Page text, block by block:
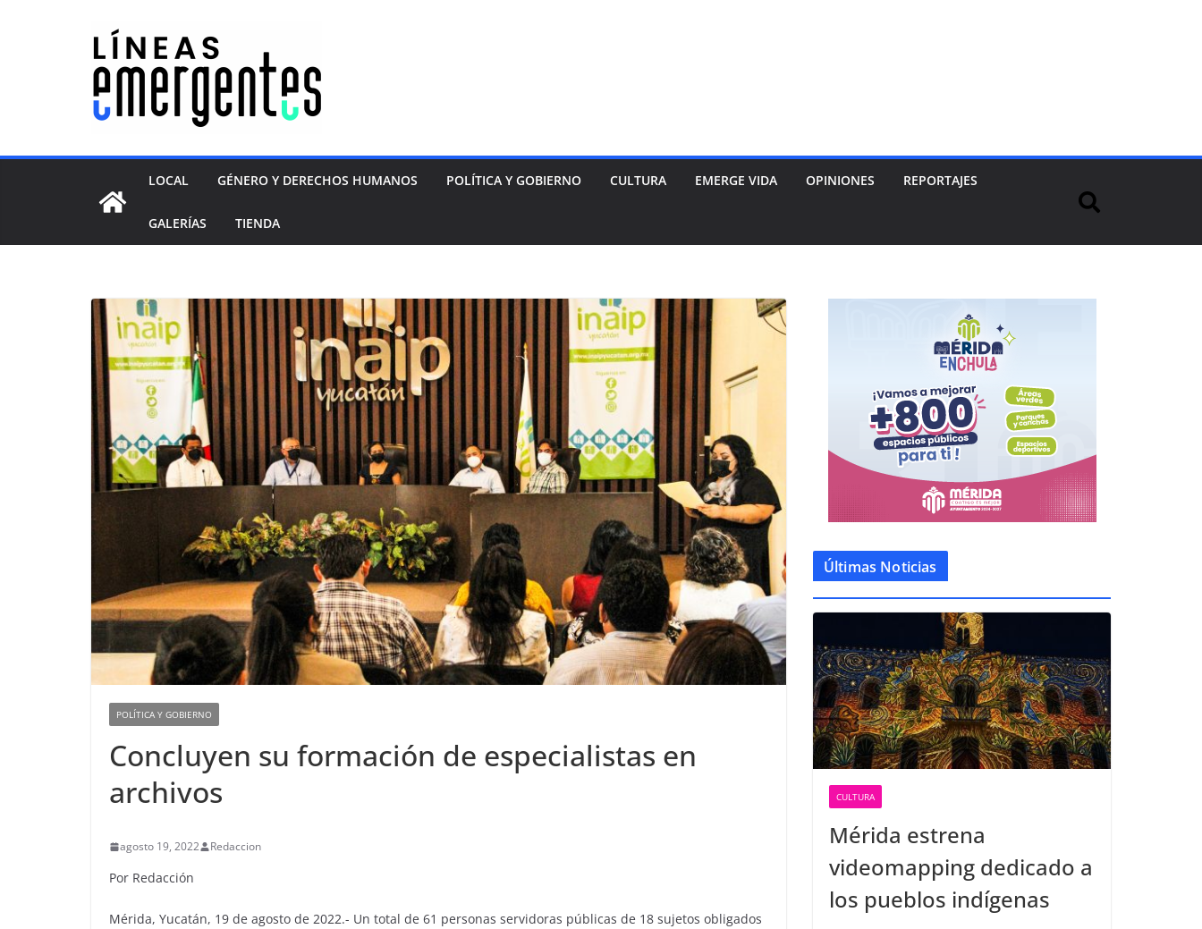
LOCAL GÉNERO Y DERECHOS HUMANOS POLÍTICA Y GOBIERNO CULTURA EMERGE VIDA OPINIONES REPORTAJES
GALERÍAS TIENDA
POLÍTICA Y GOBIERNO
Concluyen su formación de especialistas en
archivos
agosto 19, 2022 Redaccion
Por Redacción
Mérida, Yucatán, 19 de agosto de 2022.- Un total de 61 personas servidoras públicas de 18 sujetos obligados
Últimas Noticias
CULTURA
Mérida estrena
videomapping dedicado a
los pueblos indígenas